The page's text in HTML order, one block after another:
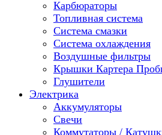
Карбюраторы
Топливная система
Система смазки
Система охлаждения
Воздушные фильтры
Крышки Картера
Глушители
Электрика
Аккумуляторы
Свечи
Коммутаторы /